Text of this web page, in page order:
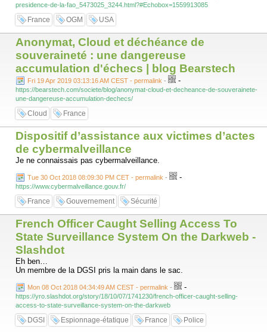
presidence-de-la-fao_5473025_3244.html?#Echobox=1559913085
France OGM USA
Anonymat, Cloud et déchéance de
souveraineté : une dangereuse
accumulation d'échecs | blog Bearstech
Fri 19 Apr 2019 03:13:16 AM CEST - permalink - -
https://bearstech.com/societe/blog/anonymat-cloud-et-decheance-de-souverainete-
une-dangereuse-accumulation-dechecs/
Cloud France
Dispositif d’assistance aux victimes d’actes
de cybermalveillance
Je ne connaissais pas cybermalveillance.
Tue 30 Oct 2018 08:09:30 PM CET - permalink - -
https://www.cybermalveillance.gouv.fr/
France Gouvernement Sécurité
French Officer Caught Selling Access To
State Surveillance System On the Darkweb -
Slashdot
Eh ben…
Un membre de la DGSI pris la main dans le sac.
Mon 08 Oct 2018 04:34:49 AM CEST - permalink - -
https://yro.slashdot.org/story/18/10/07/1741230/french-officer-caught-selling-
access-to-state-surveillance-system-on-the-darkweb
DGSI Espionnage-étatique France Police